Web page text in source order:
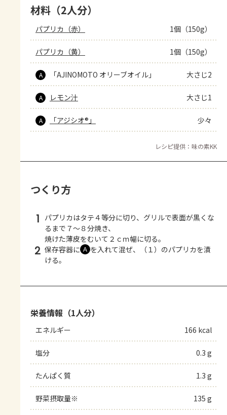
材料（2人分）
パプリカ（赤） 1個（150g）
パプリカ（黄） 1個（150g）
A 「AJINOMOTO オリーブオイル」 大さじ2
A レモン汁 大さじ1
A 「アジシオ®」 少々
レシピ提供：味の素KK
つくり方
1 パプリカはタテ４等分に切り、グリルで表面が黒くな
るまで７～８分焼き、
焼けた薄皮をむいて２ｃｍ幅に切る。
2 保存容器に Ａ を入れて混ぜ、（１）のパプリカを漬
ける。
栄養情報（1人分）
エネルギー 166 kcal
塩分 0.3 g
たんぱく質 1.3 g
野菜摂取量※ 135 g